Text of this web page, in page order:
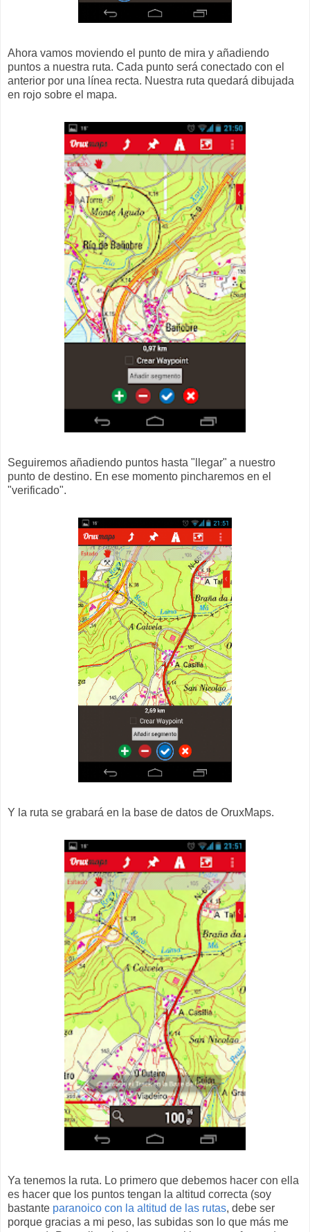
Ahora vamos moviendo el punto de mira y añadiendo
puntos a nuestra ruta. Cada punto será conectado con el
anterior por una línea recta. Nuestra ruta quedará dibujada
en rojo sobre el mapa.
Seguiremos añadiendo puntos hasta "llegar" a nuestro
punto de destino. En ese momento pincharemos en el
"verificado".
Y la ruta se grabará en la base de datos de OruxMaps.
Ya tenemos la ruta. Lo primero que debemos hacer con ella
es hacer que los puntos tengan la altitud correcta (soy
bastante paranoico con la altitud de las rutas, debe ser
porque gracias a mi peso, las subidas son lo que más me